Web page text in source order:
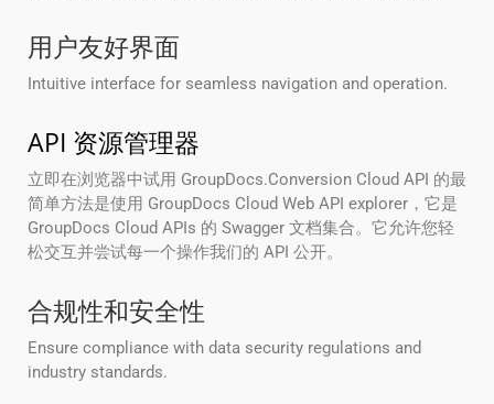
用户友好界面
Intuitive interface for seamless navigation and operation.
API 资源管理器
立即在浏览器中试用 GroupDocs.Conversion Cloud API 的最
简单方法是使用 GroupDocs Cloud Web API explorer，它是
GroupDocs Cloud APIs 的 Swagger 文档集合。它允许您轻
松交互并尝试每一个操作我们的 API 公开。
合规性和安全性
Ensure compliance with data security regulations and
industry standards.